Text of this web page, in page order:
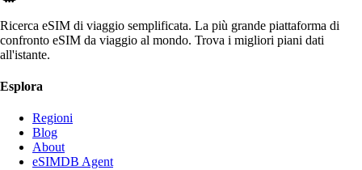
Ricerca eSIM di viaggio semplificata. La più grande piattaforma di
confronto eSIM da viaggio al mondo. Trova i migliori piani dati
all'istante.
Esplora
Regioni
Blog
About
eSIMDB Agent